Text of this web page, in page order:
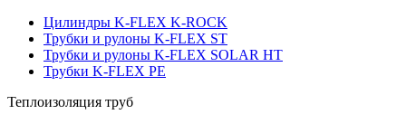
Цилиндры K-FLEX K-ROCK
Трубки и рулоны K-FLEX ST
Трубки и рулоны K-FLEX SOLAR HT
Трубки K-FLEX PE
Теплоизоляция труб